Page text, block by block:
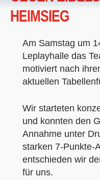
HEIMSIEG
Am Samstag um
Leplayhalle das
motiviert nach
aktuellen
Wir starteten
und konnten den
Annahme unter
starken 7-Punkte-
entschieden wir
für uns.